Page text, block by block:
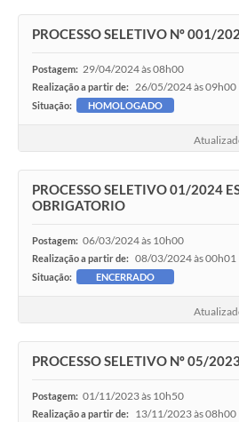
PROCESSO SELETIVO Nº 001/
Postagem: 29/04/2024 às 08h00
Realização a partir de: 26/05/2024 às 09h00
Situação: HOMOLOGADO
PROCESSO SELETIVO 01/2024
OBRIGATORIO
Postagem: 06/03/2024 às 10h00
Realização a partir de: 08/03/2024 às 00h01
Situação: ENCERRADO
PROCESSO SELETIVO Nº 05/2023
Postagem: 01/11/2023 às 10h50
Realização a partir de: 13/11/2023 às 08h00